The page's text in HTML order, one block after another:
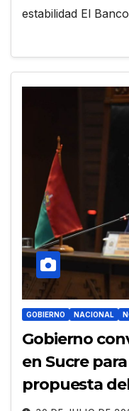
estabilidad El
GOBIERNO NACIONAL
Gobierno
en Sucre
propuesta